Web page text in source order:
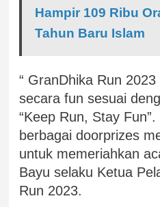
Hampir 109 Ribu
Tahun Baru Islam
“ GranDhika Run
secara fun sesuai
“Keep Run, Stay
berbagai doorprizes
untuk memeriahkan
Bayu selaku Ketua
Run 2023.